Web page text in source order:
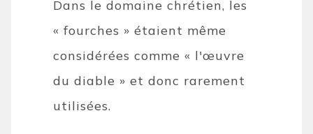
Dans le domaine chrétien, les
« fourches » étaient même
considérées comme « l'œuvre
du diable » et donc rarement
utilisées.